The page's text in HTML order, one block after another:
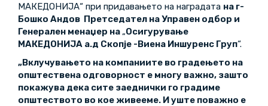
МАКЕДОНИЈА“ при придавањето на наградата на г-
Бошко Андов Претседател на Управен одбор и
Генерален менаџер на „Осигурување
МАКЕДОНИЈА а.д Скопје -Виена Иншуренс Груп“.
„Вклучувањето на компаниите во градењето на
општествена одговорност е многу важно, зашто
покажува дека сите заеднички го градиме
општеството во кое живееме. И уште поважно е